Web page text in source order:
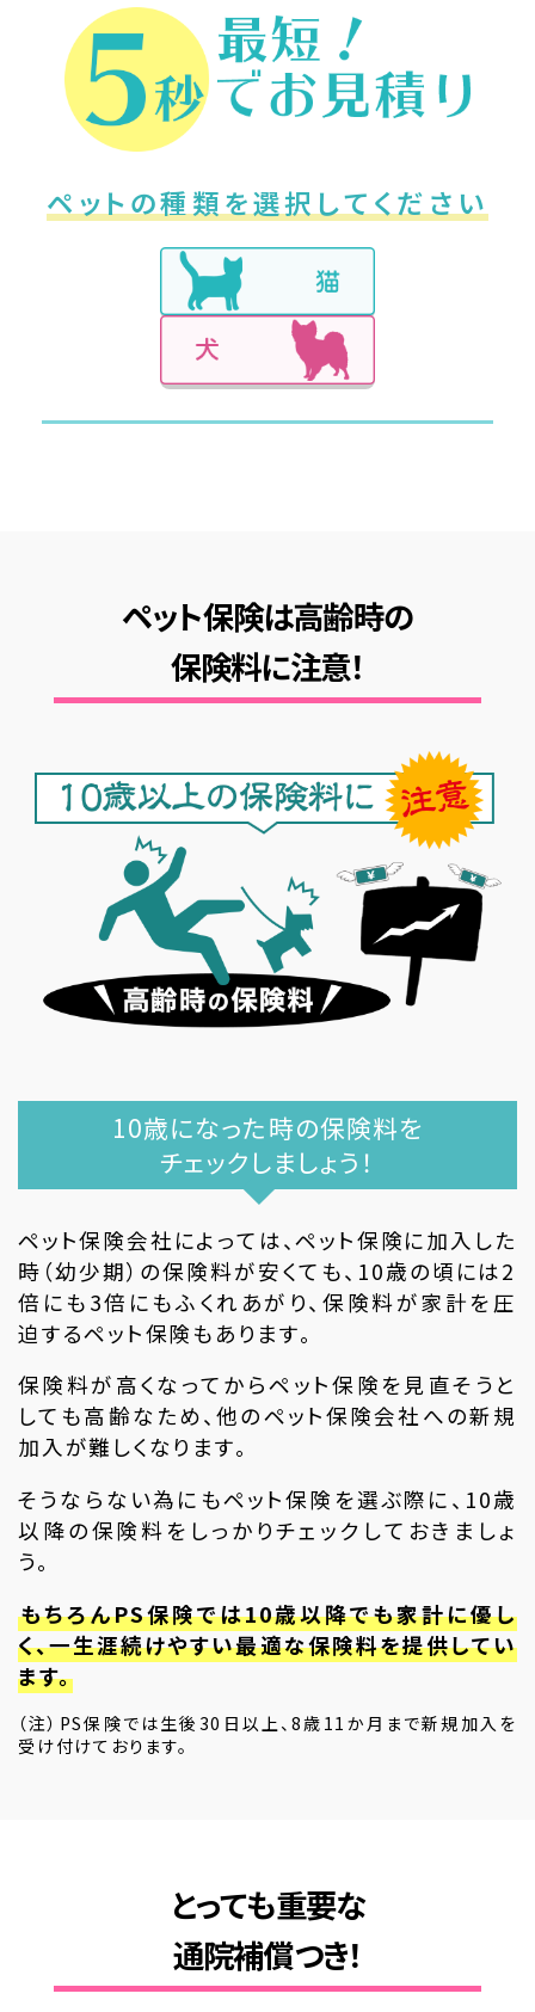
ペットの種類を選択してください
ペット保険は高齢時の
保険料に注意！
10歳になった時の保険料を
チェックしましょう！
ペット保険会社によっては、ペット保険に加入した
時（幼少期）の保険料が安くても、10歳の頃には2
倍にも3倍にもふくれあがり、保険料が家計を圧
迫するペット保険もあります。
保険料が高くなってからペット保険を見直そうと
しても高齢なため、他のペット保険会社への新規
加入が難しくなります。
そうならない為にもペット保険を選ぶ際に、10歳
以降の保険料をしっかりチェックしておきましょ
う。
もちろんPS保険では10歳以降でも家計に優し
く、一生涯続けやすい最適な保険料を提供してい
ます。
（注）PS保険では生後30日以上、8歳11か月まで新規加入を
受け付けております。
とっても重要な
通院補償つき！